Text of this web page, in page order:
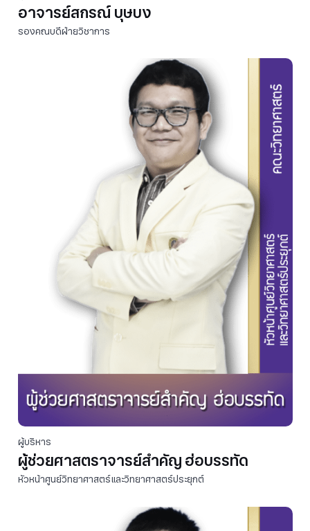
อาจารย์สกรณ์ บุษบง
รองคณบดีฝ่ายวิชาการ
ผู้บริหาร
ผู้ช่วยศาสตราจารย์สำคัญ ฮ่อบรรทัด
หัวหน้าศูนย์วิทยาศาสตร์และวิทยาศาสตร์ประยุกต์